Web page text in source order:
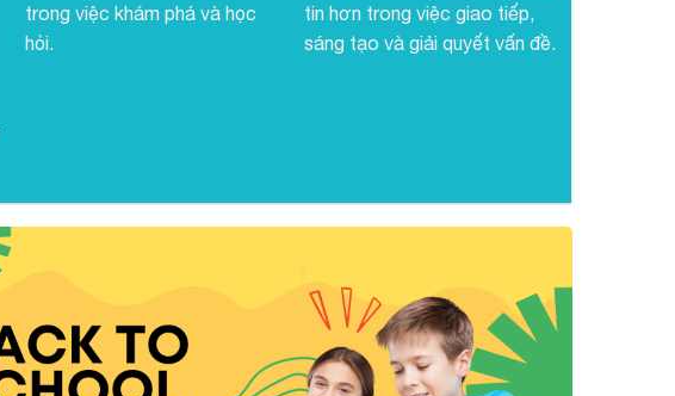
trong việc khám phá và học
hỏi.
tin hơn trong việc giao tiếp,
sáng tạo và giải quyết vấn đề.